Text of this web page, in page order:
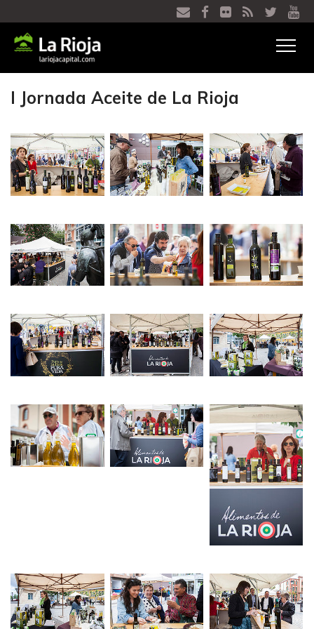
Ver
menú
I Jornada Aceite de La Rioja